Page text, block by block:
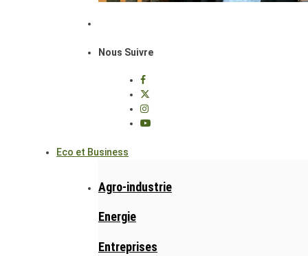
Nous Suivre
Eco et Business
Agro-industrie
Energie
Entreprises